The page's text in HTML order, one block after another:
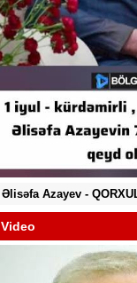
Əlisəfa Azayev -
Video